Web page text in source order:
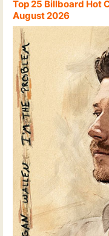
Top 25 Billboard Hot
August 2026